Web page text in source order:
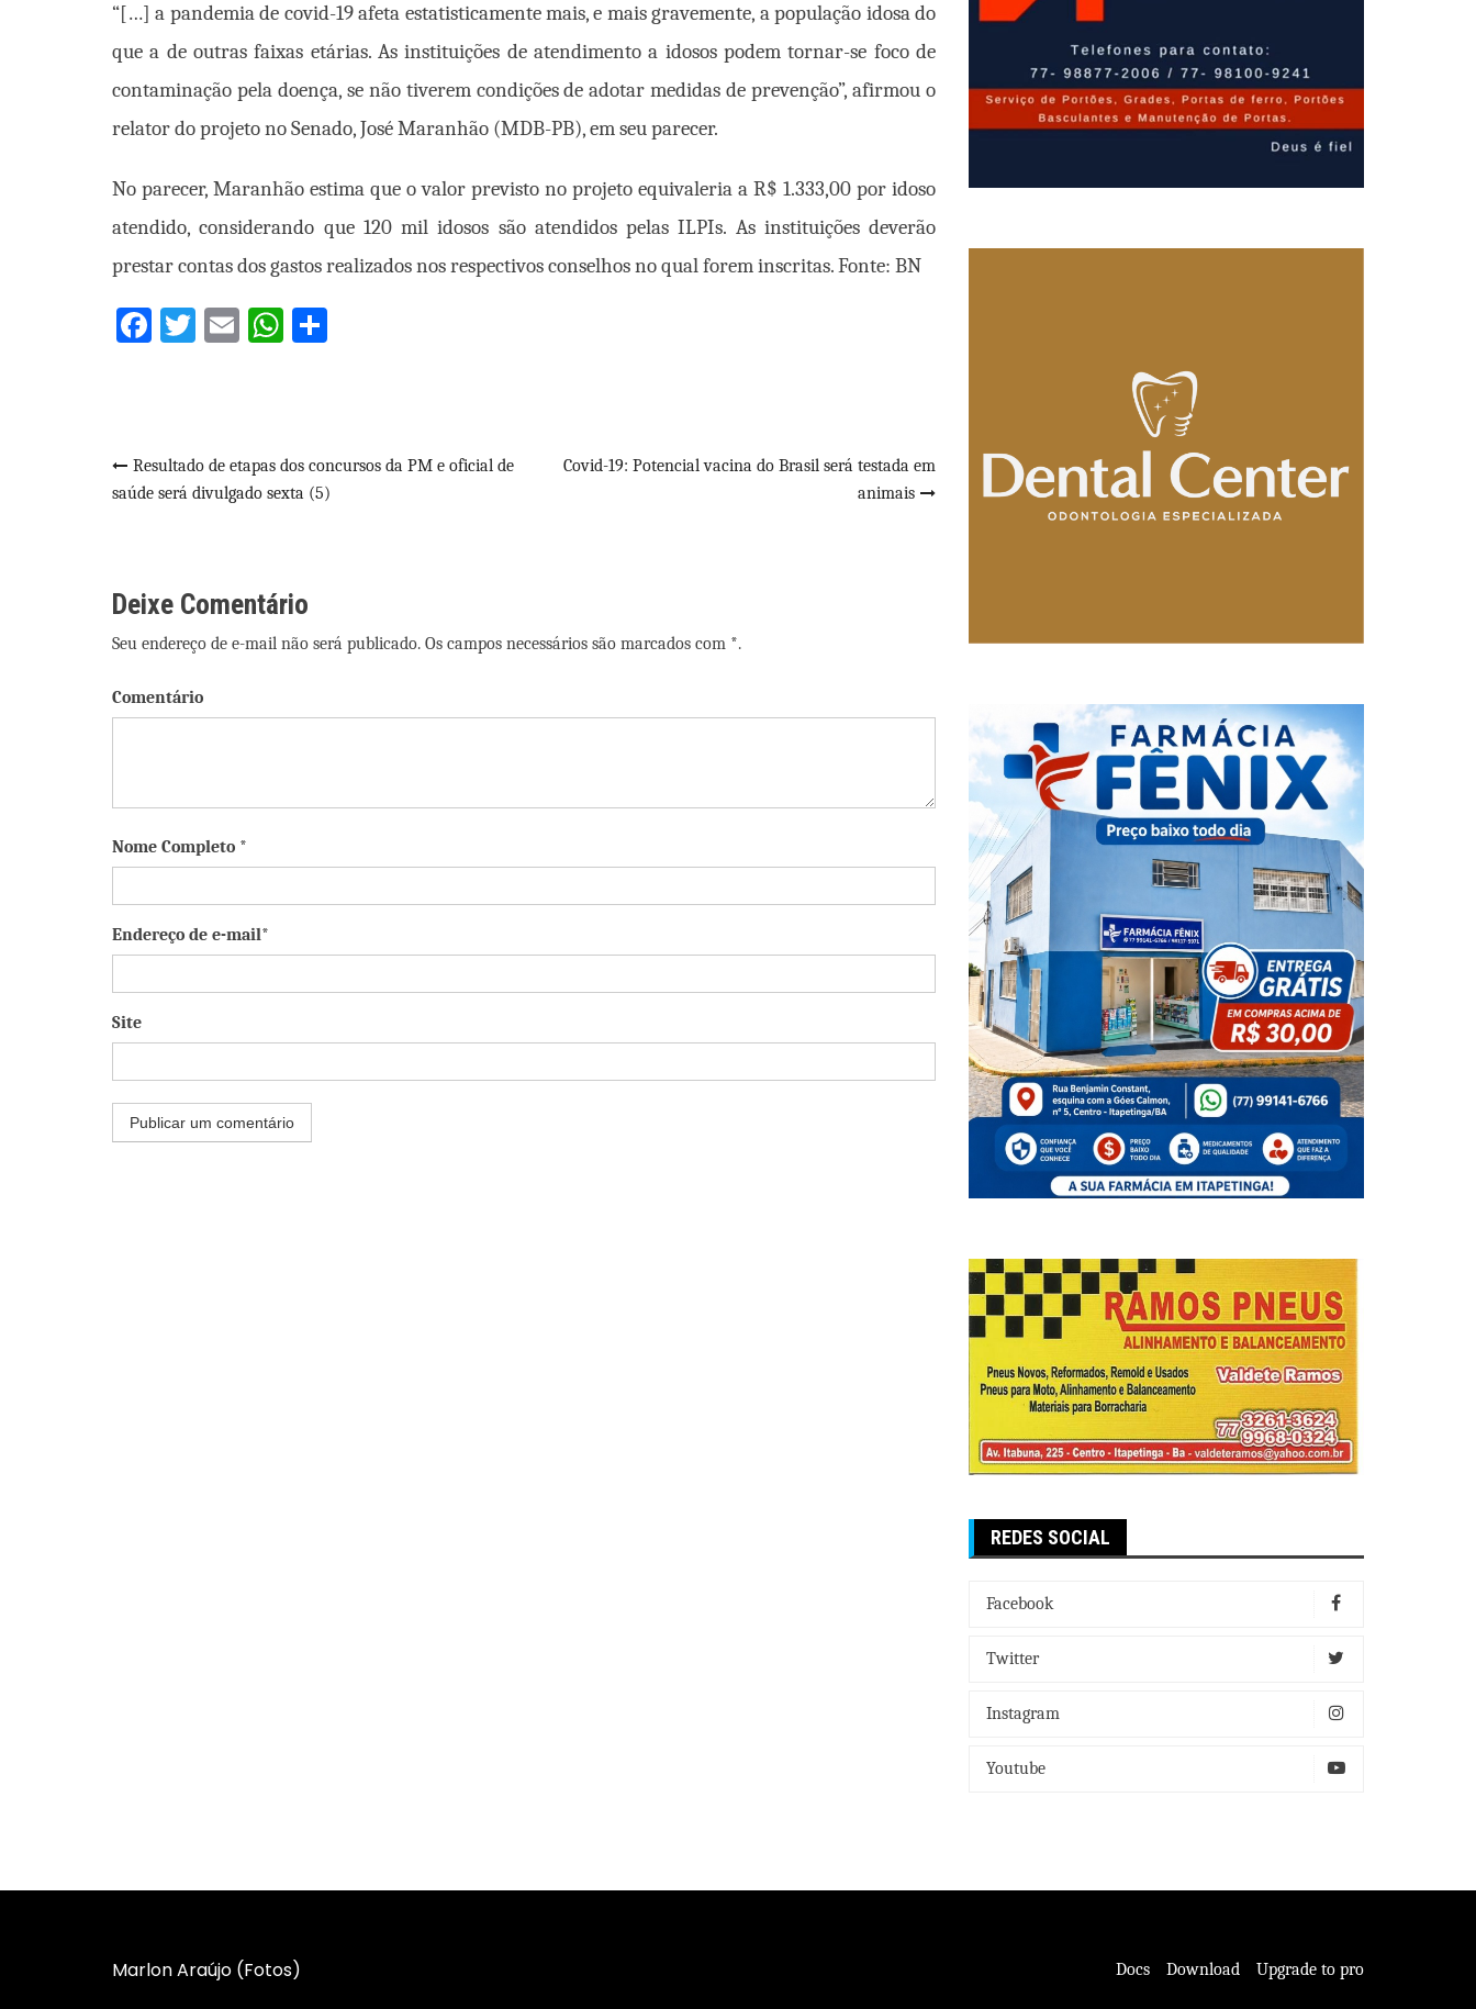
“[…] a pandemia de covid-19 afeta estatisticamente mais, e mais gravemente, a população idosa do
que a de outras faixas etárias. As instituições de atendimento a idosos podem tornar-se foco de
contaminação pela doença, se não tiverem condições de adotar medidas de prevenção”, afirmou o
relator do projeto no Senado, José Maranhão (MDB-PB), em seu parecer.
No parecer, Maranhão estima que o valor previsto no projeto equivaleria a R$ 1.333,00 por idoso
atendido, considerando que 120 mil idosos são atendidos pelas ILPIs. As instituições deverão
prestar contas dos gastos realizados nos respectivos conselhos no qual forem inscritas. Fonte: BN
Facebook
Twitter
EmailWhatsApp
Navegação
Post
Resultado de etapas dos concursos da PM e oficial de
saúde será divulgado sexta (5)
Covid-19: Potencial vacina do Brasil será testada em
animais
Deixe Comentário
Seu endereço de e-mail não será publicado. Os campos necessários são marcados com *.
Comentário
Nome Completo *
Endereço de e-mail*
Site
REDES SOCIAL
Facebook
Twitter
Instagram
Youtube
Marlon Araújo (Fotos) Docs Download Upgrade to pro